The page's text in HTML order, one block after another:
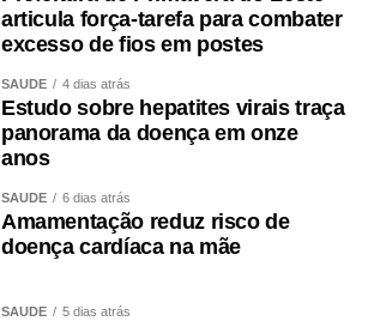
articula força-tarefa para combater
excesso de fios em postes
SAÚDE 4 dias atrás
Estudo sobre hepatites virais traça
panorama da doença em onze
anos
SAÚDE 6 dias atrás
Amamentação reduz risco de
doença cardíaca na mãe
SAÚDE 5 dias atrás